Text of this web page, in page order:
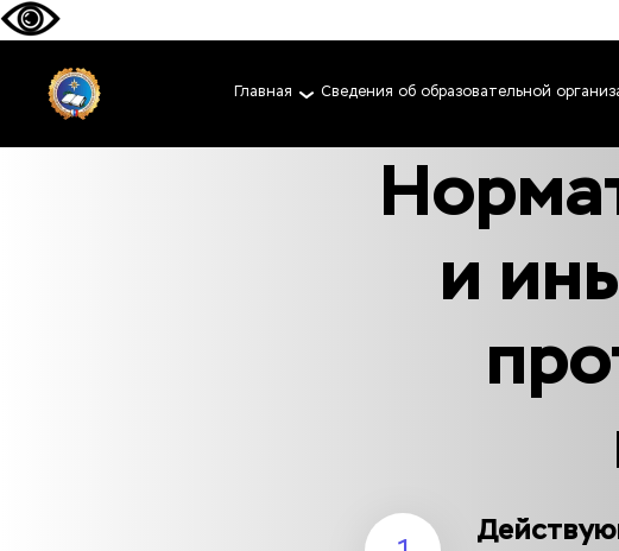
Главная Сведения об образовательной
и